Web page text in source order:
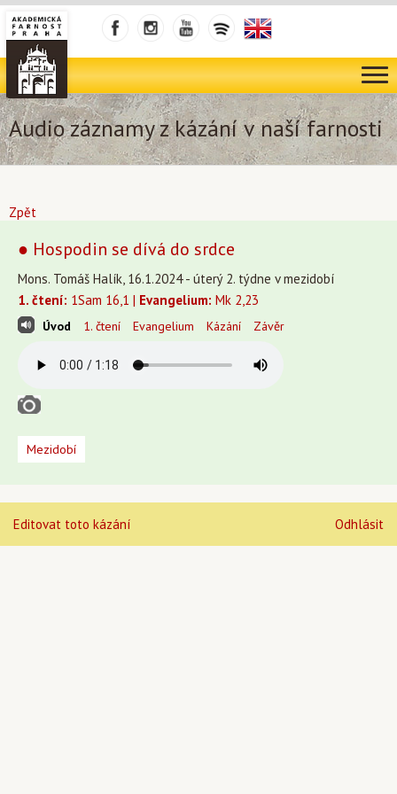
Audio záznamy z kázání v naší farnosti
Zpět
● Hospodin se dívá do srdce
Mons. Tomáš Halík, 16.1.2024 - úterý 2. týdne v mezidobí
1. čtení: 1Sam 16,1 | Evangelium: Mk 2,23
Úvod 1. čtení Evangelium Kázání Závěr
Mezidobí
Editovat toto kázání Odhlásit